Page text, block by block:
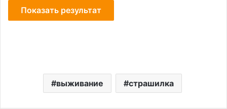
выживание страшилка